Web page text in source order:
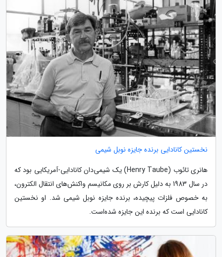
نخستین کانادایی برنده جایزه نوبل شیمی
هانری تائوب (Henry Taube) یک شیمی‌دان کانادایی-آمریکایی بود که
در سال 1983 به دلیل کارش بر روی مکانیسم واکنش‌های انتقال الکترون،
به خصوص فلزات پیچیده، برنده جایزه نوبل شیمی شد. او نخستین
کانادایی است که برنده این جایزه شده‌است.